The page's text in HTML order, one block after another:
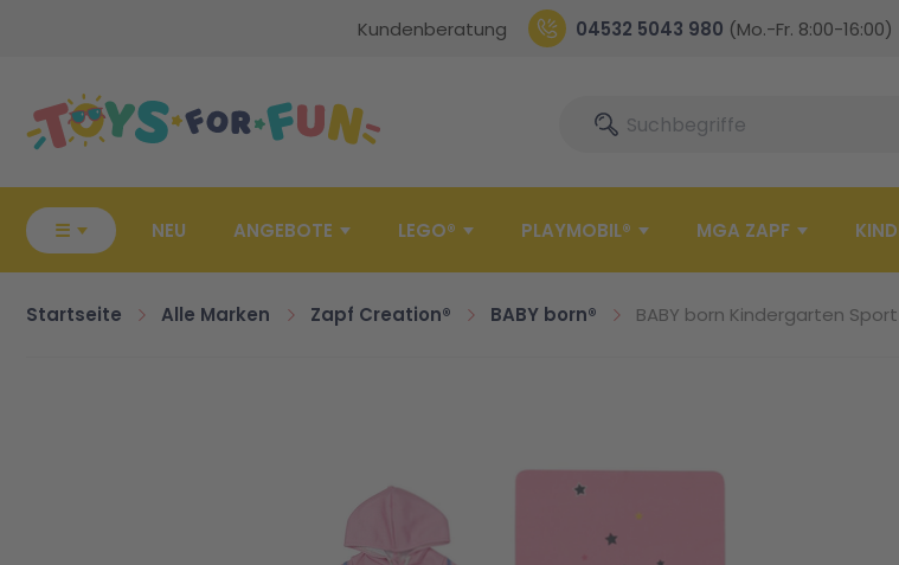
Kundenberatung 04532 5043 980 (Mo.-Fr. 8:00-16:00)
SucheSuche
☰ NEU ANGEBOTE LEGO® PLAYMOBIL® MGA ZAPF
Startseite Alle Marken Zapf Creation® BABY born® BABY born Kindergarten